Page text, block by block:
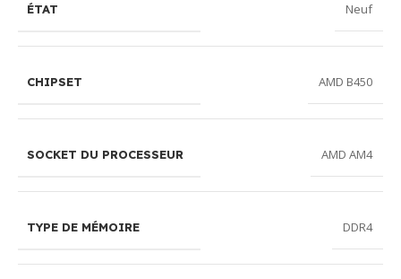
ÉTAT Neuf
CHIPSET AMD B450
SOCKET DU PROCESSEUR AMD AM4
TYPE DE MÉMOIRE DDR4